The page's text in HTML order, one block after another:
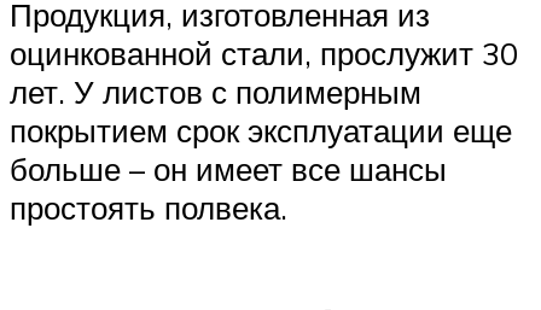
Продукция, изготовленная из
оцинкованной стали, прослужит 30
лет. У листов с полимерным
покрытием срок эксплуатации еще
больше – он имеет все шансы
простоять полвека.